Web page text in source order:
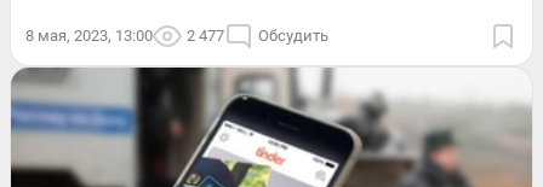
8 мая, 2023, 13:00 2 477 Обсудить